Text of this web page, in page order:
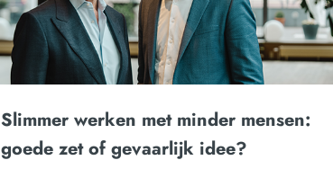
Slimmer werken met minder mensen:
goede zet of gevaarlijk idee?